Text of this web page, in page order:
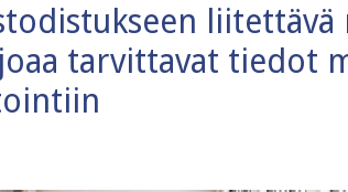
liitettävä
tarvittavat tiedot